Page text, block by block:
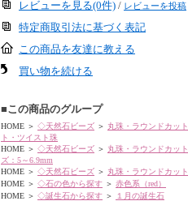
レビューを見る(0件) / レビューを投稿
特定商取引法に基づく表記
この商品を友達に教える
買い物を続ける
■この商品のグループ
HOME ＞ ◇天然石ビーズ ＞ 丸珠・ラウンドカット
ト・ツイスト珠
HOME ＞ ◇天然石ビーズ ＞ 丸珠・ラウンドカット
ズ：5～6.9mm
HOME ＞ ◇天然石ビーズ ＞ 丸珠・ラウンドカット
HOME ＞ ◇石の色から探す ＞ 赤色系（red）
HOME ＞ ◇誕生石から探す ＞ １月の誕生石